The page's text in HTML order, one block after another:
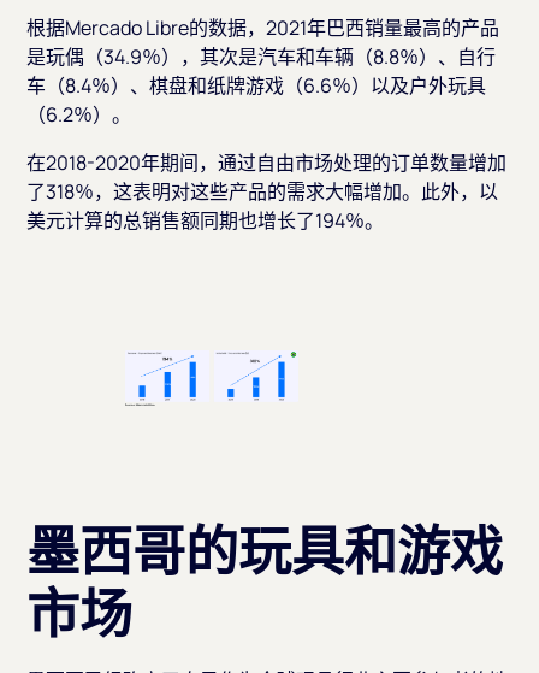
根据Mercado Libre的数据，2021年巴西销量最高的产品
是玩偶（34.9％），其次是汽车和车辆（8.8％）、自行
车（8.4％）、棋盘和纸牌游戏（6.6％）以及户外玩具
（6.2％）。
在2018-2020年期间，通过自由市场处理的订单数量增加
了318％，这表明对这些产品的需求大幅增加。此外，以
美元计算的总销售额同期也增长了194％。
墨西哥的玩具和游戏
市场